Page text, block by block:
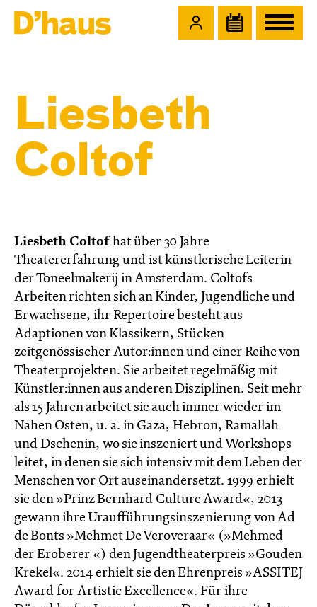
Liesbeth
Coltof
Liesbeth Coltof hat über 30 Jahre
Theatererfahrung und ist künstlerische Leiterin
der Toneelmakerij in Amsterdam. Coltofs
Arbeiten richten sich an Kinder, Jugendliche und
Erwachsene, ihr Repertoire besteht aus
Adaptionen von Klassikern, Stücken
zeitgenössischer Autor:innen und einer Reihe von
Theaterprojekten. Sie arbeitet regelmäßig mit
Künstler:innen aus anderen Disziplinen. Seit mehr
als 15 Jahren arbeitet sie auch immer wieder im
Nahen Osten, u. a. in Gaza, Hebron, Ramallah
und Dschenin, wo sie inszeniert und Workshops
leitet, in denen sie sich intensiv mit dem Leben der
Menschen vor Ort auseinandersetzt. 1999 erhielt
sie den »Prinz Bernhard Culture Award«, 2013
gewann ihre Uraufführungsinszenierung von Ad
de Bonts »Mehmet De Veroveraar« (»Mehmed
der Eroberer «) den Jugendtheaterpreis »Gouden
Krekel«. 2014 erhielt sie den Ehrenpreis »ASSITEJ
Award for Artistic Excellence«. Für ihre